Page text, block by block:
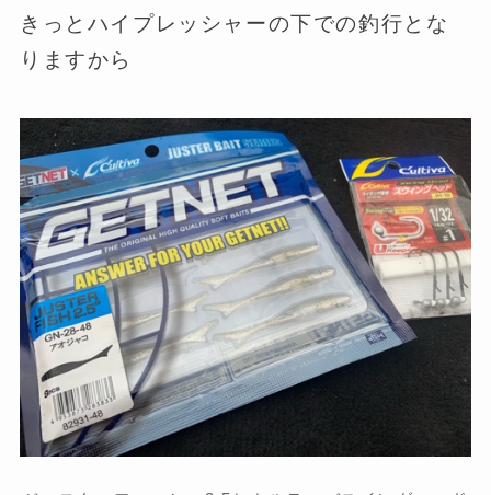
きっとハイプレッシャーの下での釣行とな
りますから